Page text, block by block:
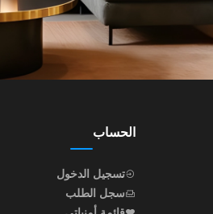
الحساب
تسجيل الدخول
سجل الطلب